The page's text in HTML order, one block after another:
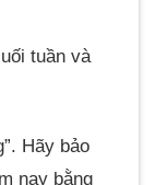
tuần và
Hãy bảo
nay bằng